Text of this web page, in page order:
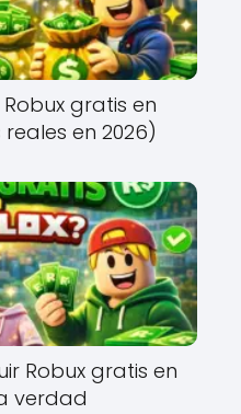
gratis en
en 2026)
Robux gratis en
verdad